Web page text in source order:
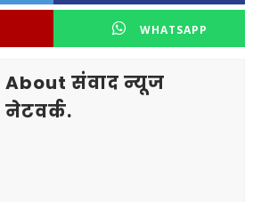
WHATSAPP
About संवाद न्यूज
नेटवर्क.